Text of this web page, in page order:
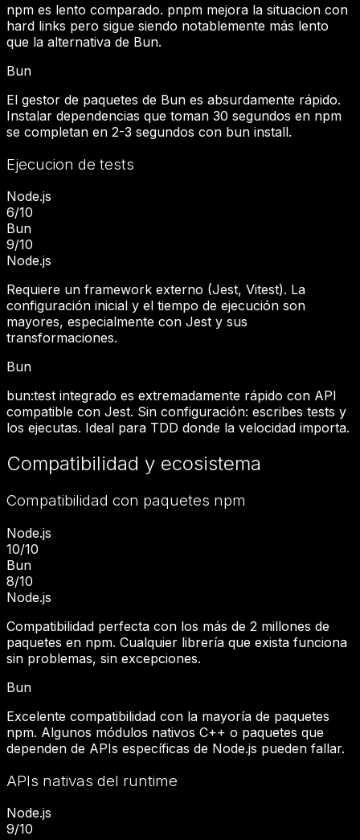
npm es lento comparado. pnpm mejora la situacion con
hard links pero sigue siendo notablemente más lento
que la alternativa de Bun.
Bun
El gestor de paquetes de Bun es absurdamente rápido.
Instalar dependencias que toman 30 segundos en npm
se completan en 2-3 segundos con bun install.
Ejecucion de tests
Node.js
6/10
Bun
9/10
Node.js
Requiere un framework externo (Jest, Vitest). La
configuración inicial y el tiempo de ejecución son
mayores, especialmente con Jest y sus
transformaciones.
Bun
bun:test integrado es extremadamente rápido con API
compatible con Jest. Sin configuración: escribes tests y
los ejecutas. Ideal para TDD donde la velocidad importa.
Compatibilidad y ecosistema
Compatibilidad con paquetes npm
Node.js
10/10
Bun
8/10
Node.js
Compatibilidad perfecta con los más de 2 millones de
paquetes en npm. Cualquier librería que exista funciona
sin problemas, sin excepciones.
Bun
Excelente compatibilidad con la mayoría de paquetes
npm. Algunos módulos nativos C++ o paquetes que
dependen de APIs específicas de Node.js pueden fallar.
APIs nativas del runtime
Node.js
9/10